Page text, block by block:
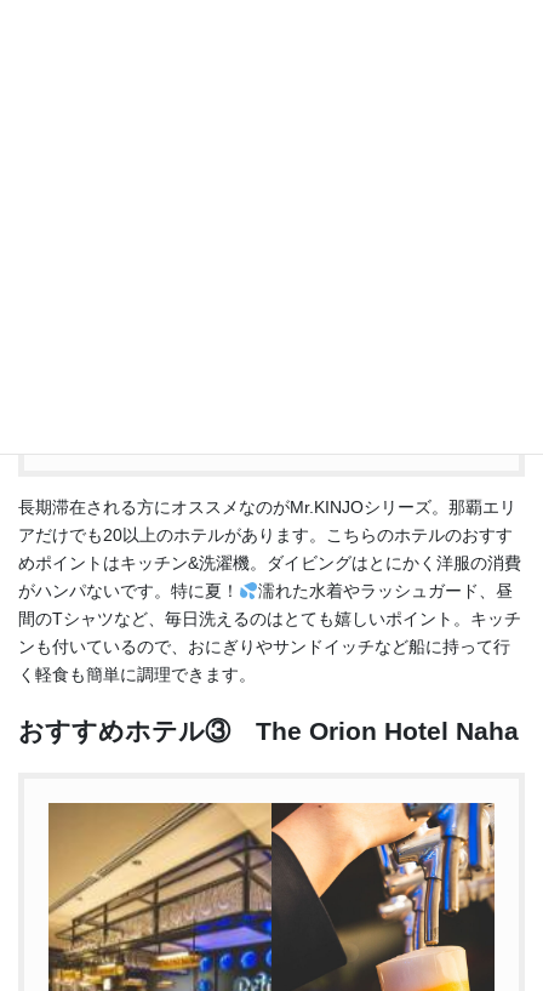
長期滞在される方にオススメなのがMr.KINJOシリーズ。那覇エリ
アだけでも20以上のホテルがあります。こちらのホテルのおすす
めポイントはキッチン&洗濯機。ダイビングはとにかく洋服の消費
がハンパないです。特に夏！
濡れた水着やラッシュガード、昼
間のTシャツなど、毎日洗えるのはとても嬉しいポイント。キッチ
ンも付いているので、おにぎりやサンドイッチなど船に持って行
く軽食も簡単に調理できます。
おすすめホテル③ The Orion Hotel Naha